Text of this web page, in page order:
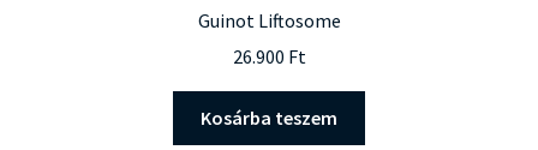
Guinot Liftosome
26.900 Ft
Kosárba teszem